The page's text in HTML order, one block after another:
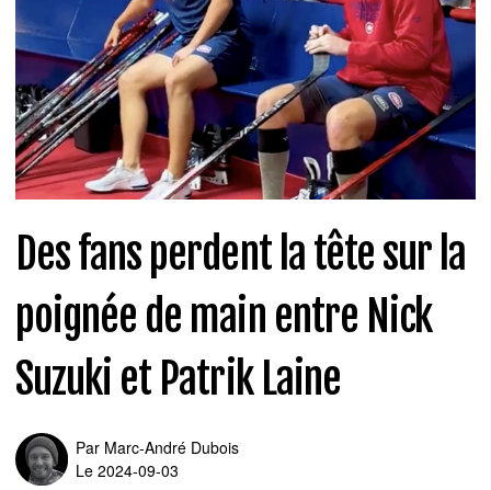
Des fans perdent la tête sur la
poignée de main entre Nick
Suzuki et Patrik Laine
Par Marc-André Dubois
Le 2024-09-03